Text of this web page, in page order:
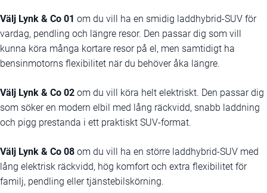
Välj Lynk & Co 01 om du vill ha en smidig laddhybrid-SUV för
vardag, pendling och längre resor. Den passar dig som vill
kunna köra många kortare resor på el, men samtidigt ha
bensinmotorns flexibilitet när du behöver åka längre.
Välj Lynk & Co 02 om du vill köra helt elektriskt. Den passar dig
som söker en modern elbil med lång räckvidd, snabb laddning
och pigg prestanda i ett praktiskt SUV-format.
Välj Lynk & Co 08 om du vill ha en större laddhybrid-SUV med
lång elektrisk räckvidd, hög komfort och extra flexibilitet för
familj, pendling eller tjänstebilskörning.